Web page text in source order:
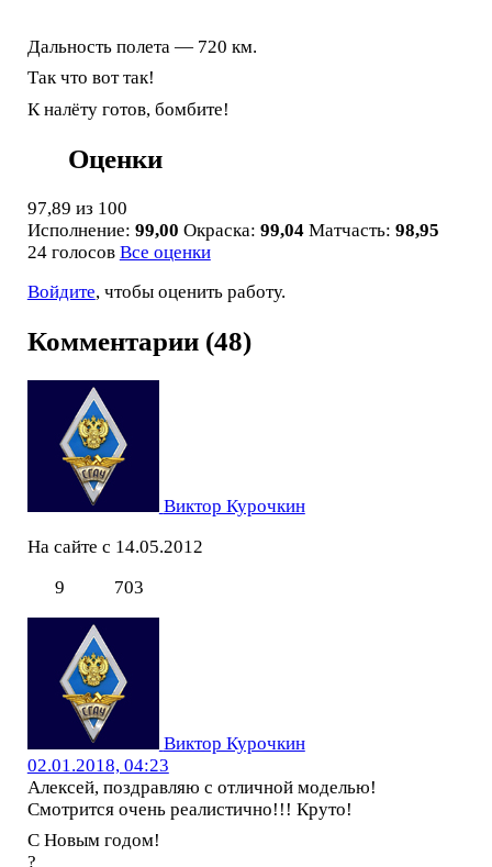
Дальность полета — 720 км.
Так что вот так!
К налёту готов, бомбите!
Оценки
97,89 из 100
Исполнение: 99,00 Окраска: 99,04 Матчасть: 98,95
24 голосов Все оценки
Войдите, чтобы оценить работу.
Комментарии (48)
Виктор Курочкин
На сайте с 14.05.2012
9
703
Виктор Курочкин
02.01.2018, 04:23
Алексей, поздравляю с отличной моделью!
Смотрится очень реалистично!!! Круто!
С Новым годом!
?